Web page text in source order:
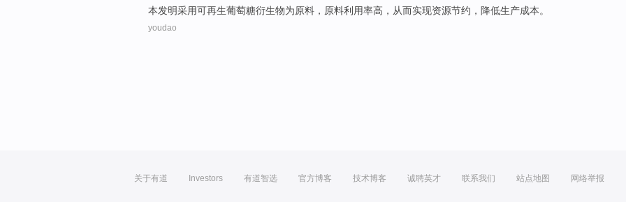
本发明采用可再生葡萄糖衍生物为原料 ，原料利用率高 ， 从而实现资源节约 ， 降低生产成本。
youdao
关于有道 Investors 有道智选 官方博客 技术博客 诚聘英才 联系我们 站点地图 网络举报